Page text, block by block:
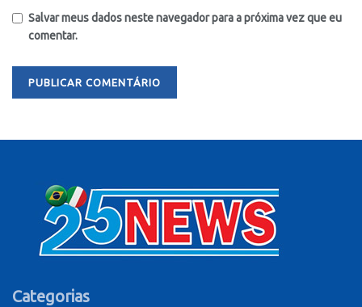
Salvar meus dados neste navegador para a próxima vez que eu
comentar.
Categorias